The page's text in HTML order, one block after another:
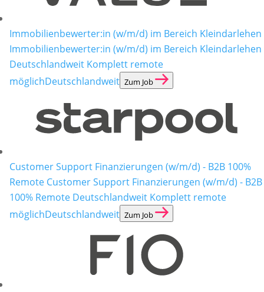
Immobilienbewerter:in (w/m/d) im Bereich Kleindarlehen
Immobilienbewerter:in (w/m/d) im Bereich Kleindarlehen
Deutschlandweit Komplett remote
möglichDeutschlandweit Zum Job
Customer Support Finanzierungen (w/m/d) - B2B 100%
Remote Customer Support Finanzierungen (w/m/d) - B2B
100% Remote Deutschlandweit Komplett remote
möglichDeutschlandweit Zum Job